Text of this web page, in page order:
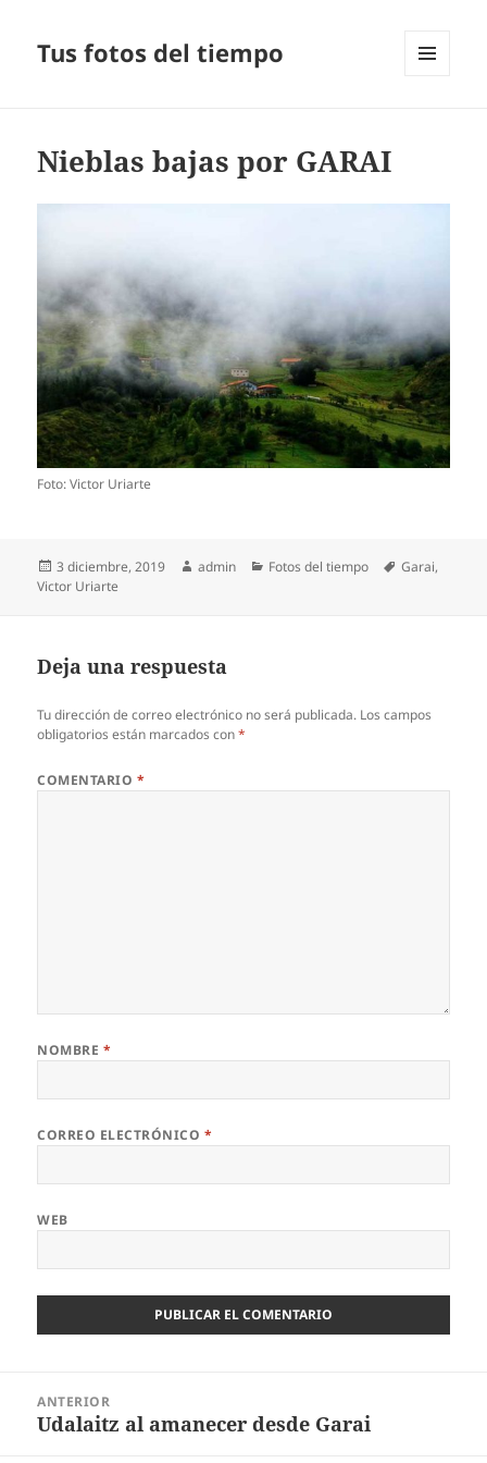
Tus fotos del tiempo
Nieblas bajas por GARAI
Foto: Victor Uriarte
Publicado
el
3 diciembre, 2019 Autor
admin Categorías
Fotos del tiempo Etiquetas
Garai,
Victor Uriarte
Deja una respuesta
Tu dirección de correo electrónico no será publicada. Los campos
obligatorios están marcados con*
COMENTARIO *
NOMBRE *
CORREO ELECTRÓNICO *
WEB
entradas
ANTERIOR
Entrada
Udalaitz al amanecer desde Garai